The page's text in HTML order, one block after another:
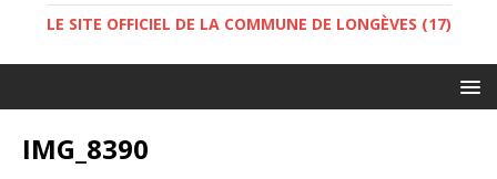
LE SITE OFFICIEL DE LA COMMUNE DE LONGÈVES (17)
IMG_8390